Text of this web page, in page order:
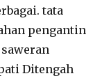
tata
pengantin
Ditengah